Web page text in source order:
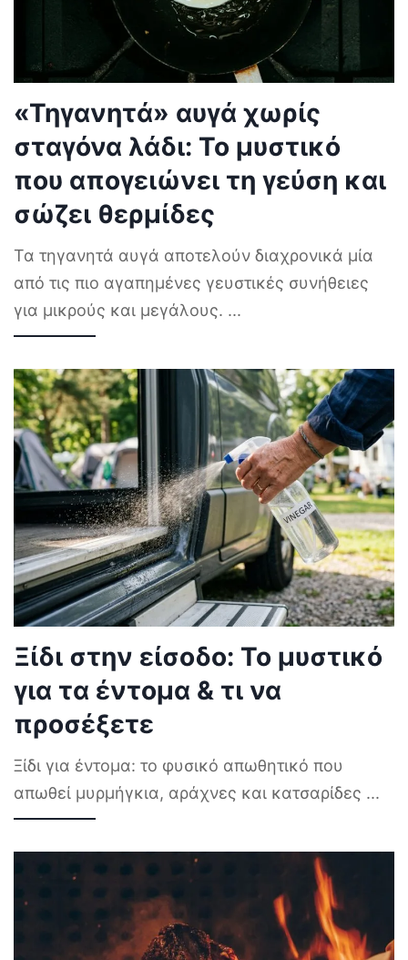
«Τηγανητά» αυγά χωρίς
σταγόνα λάδι: Το μυστικό
που απογειώνει τη γεύση και
σώζει θερμίδες
Τα τηγανητά αυγά αποτελούν διαχρονικά μία
από τις πιο αγαπημένες γευστικές συνήθειες
για μικρούς και μεγάλους. ...
Ξίδι στην είσοδο: Το μυστικό
για τα έντομα & τι να
προσέξετε
Ξίδι για έντομα: το φυσικό απωθητικό που
απωθεί μυρμήγκια, αράχνες και κατσαρίδες ...